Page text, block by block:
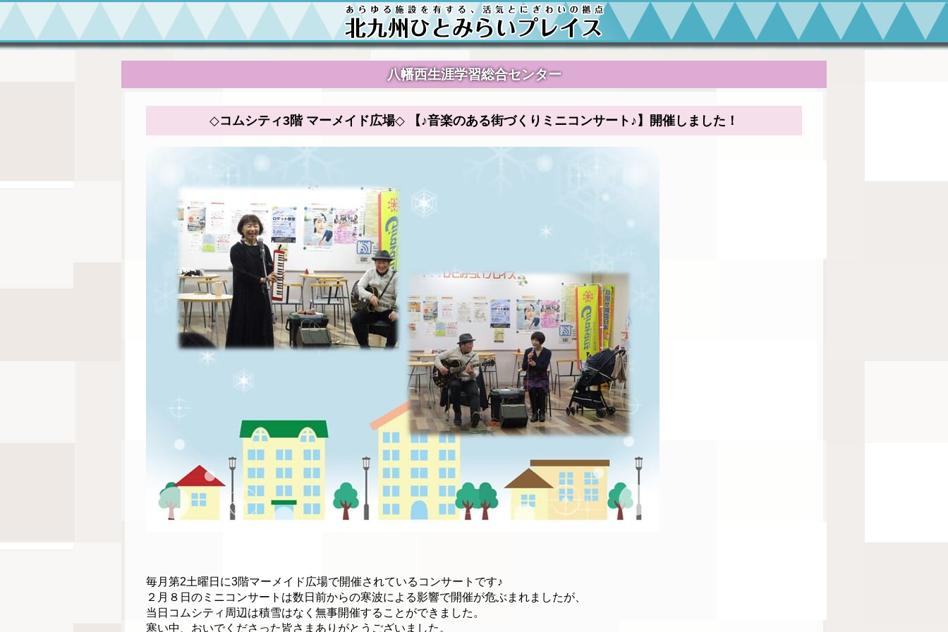
八幡西生涯学習総合センター
◇コムシティ3階 マーメイド広場◇ 【♪音楽のある街づくりミニコンサート♪】開催しました！
毎月第2土曜日に3階マーメイド広場で開催されているコンサートです♪
２月８日のミニコンサートは数日前からの寒波による影響で開催が危ぶまれましたが、
当日コムシティ周辺は積雪はなく無事開催することができました。
寒い中、おいでくださった皆さまありがとうございました。